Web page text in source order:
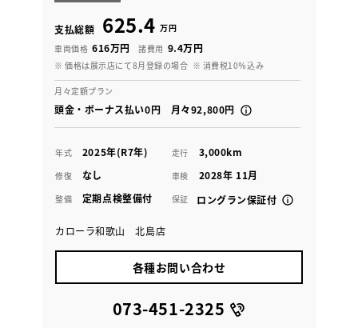
支払総額 625.4 万円
車両価格 616万円 諸費用 9.4万円
※ 価格は展示店にて8月登録の場合 ※ 消費税10％込み
月々定額プラン
頭金・ボーナス払い0円 月々92,800円
年式 2025年(R7年) 走行 3,000km
修復 なし 車検 2028年 11月
整備 定期点検整備付 保証 ロングラン保証付
カローラ和歌山 北島店
各種お問い合わせ
073-451-2325